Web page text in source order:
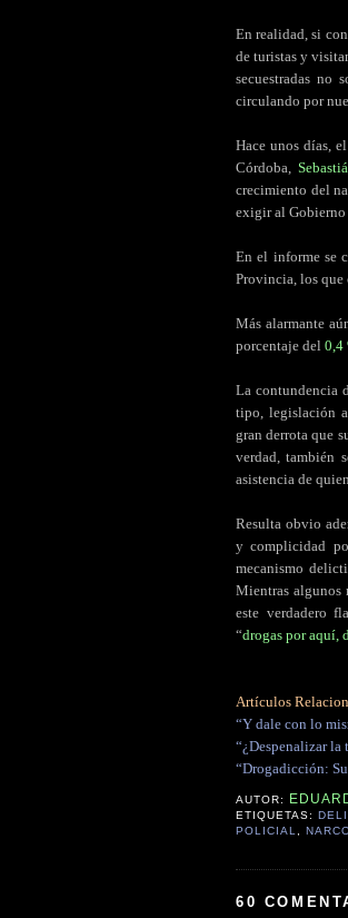
En realidad, si
de turistas y
secuestradas no
circulando por
Hace unos días,
Córdoba,
crecimiento del
exigir al Gobierno
En el informe se
Provincia, los que
Más alarmante
porcentaje del 0,4
La contundencia
tipo, legislación
gran derrota que
verdad, también
asistencia de
Resulta obvio
y complicidad
mecanismo
Mientras algunos
este verdadero
“drogas por aquí,
Artículos
“Y dale con lo
“¿Despenalizar la
“Drogadicción:
AUTOR:
ETIQUETAS:
POLICIAL
,
60